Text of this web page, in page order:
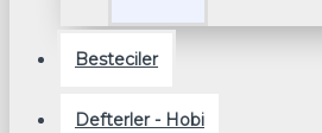
Besteciler
Defterler - Hobi